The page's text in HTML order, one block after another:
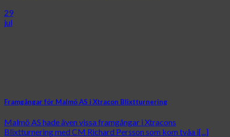
29
jul
Framgångar för Malmö AS i Xtracon Blixtturnering
Malmö AS hade även vissa framgångar i Xtracons
Blixtturnering med CM Richard Persson som kom tvåa i[...]